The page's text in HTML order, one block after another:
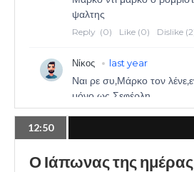
12:50
Ο Ιάπωνας της ημέρας